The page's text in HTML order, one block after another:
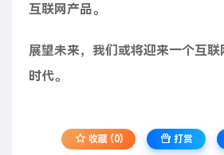
互联网产品。
展望未来，我们或将迎来一个互
时代。
收藏 (0) 打赏